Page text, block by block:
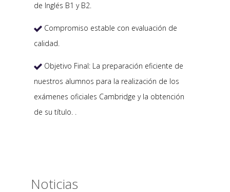
de Inglés B1 y B2.
 Compromiso estable con evaluación de
calidad.
 Objetivo Final: La preparación eficiente de
nuestros alumnos para la realización de los
exámenes oficiales Cambridge y la obtención
de su título. .
Noticias